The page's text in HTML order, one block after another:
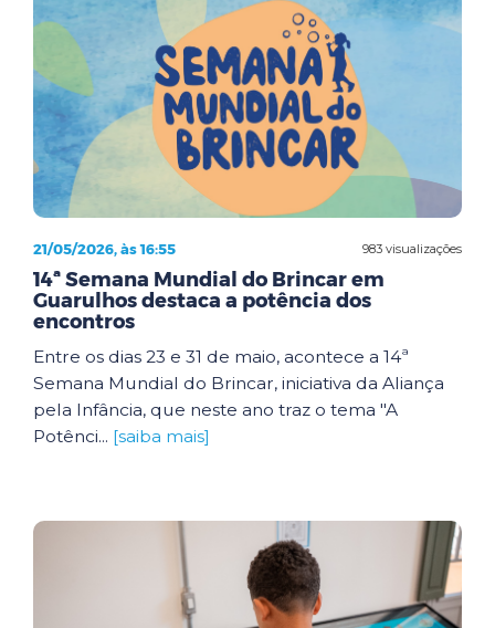
983 visualizações
21/05/2026, às 16:55
14ª Semana Mundial do Brincar em
Guarulhos destaca a potência dos
encontros
Entre os dias 23 e 31 de maio, acontece a 14ª
Semana Mundial do Brincar, iniciativa da Aliança
pela Infância, que neste ano traz o tema "A
Potênci... [saiba mais]